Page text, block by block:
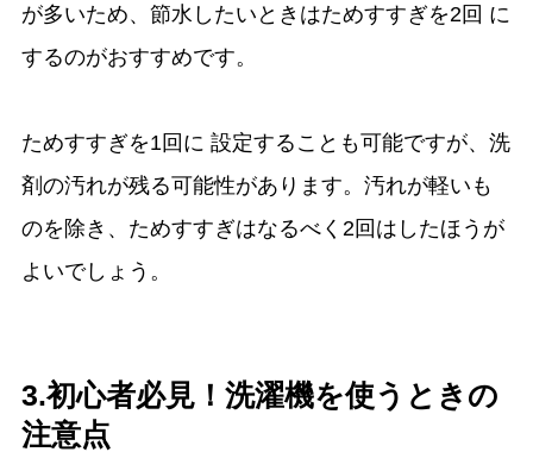
が多いため、節水したいときはためすすぎを2回 に
するのがおすすめです。
ためすすぎを1回に 設定することも可能ですが、洗
剤の汚れが残る可能性があります。汚れが軽いも
のを除き、ためすすぎはなるべく2回はしたほうが
よいでしょう。
3.初心者必見！洗濯機を使うときの
注意点